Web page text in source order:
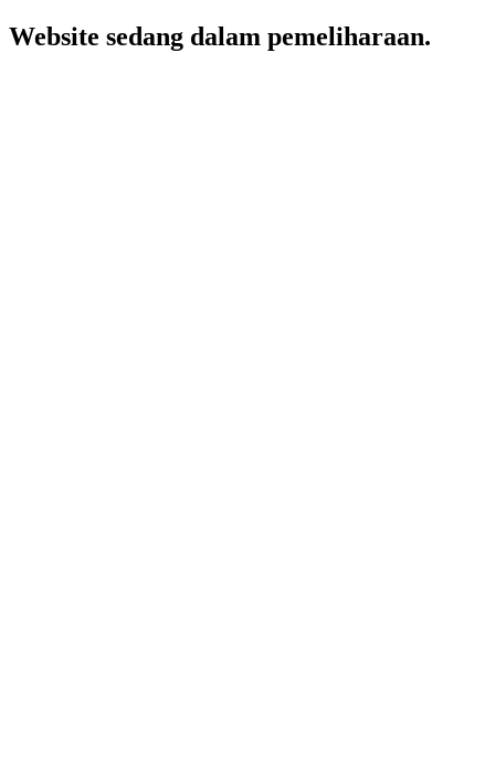
Website sedang dalam pemeliharaan.